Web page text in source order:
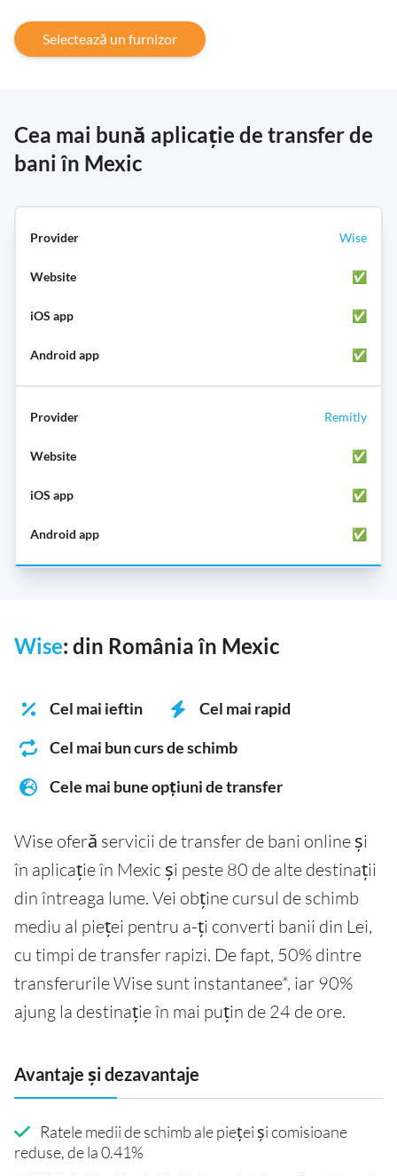
Selectează un furnizor
Cea mai bună aplicație de transfer de
bani în Mexic
Wise
✅
✅
✅
Remitly
✅
✅
✅
Wise: din România în Mexic
Cel mai ieftin
Cel mai rapid
Cel mai bun curs de schimb
Cele mai bune opțiuni de transfer
Wise oferă servicii de transfer de bani online și
în aplicație în Mexic și peste 80 de alte destinații
din întreaga lume. Vei obține cursul de schimb
mediu al pieței pentru a-ți converti banii din Lei,
cu timpi de transfer rapizi. De fapt, 50% dintre
transferurile Wise sunt instantanee*, iar 90%
ajung la destinație în mai puțin de 24 de ore.
Avantaje și dezavantaje
Ratele medii de schimb ale pieței și comisioane
reduse, de la 0.41%